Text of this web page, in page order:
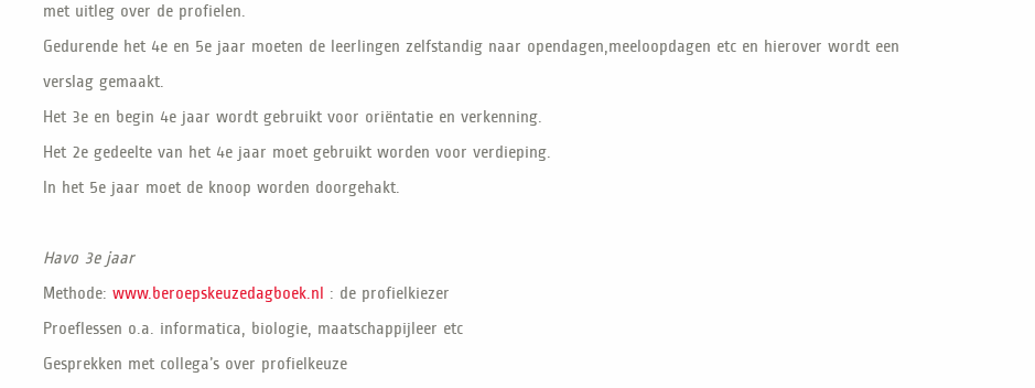
met uitleg over de profielen.
Gedurende het 4e en 5e jaar moeten de leerlingen zelfstandig naar opendagen,meeloopdagen etc en hierover wordt een
verslag gemaakt.
Het 3e en begin 4e jaar wordt gebruikt voor oriëntatie en verkenning.
Het 2e gedeelte van het 4e jaar moet gebruikt worden voor verdieping.
In het 5e jaar moet de knoop worden doorgehakt.
Havo 3e jaar
Methode: www.beroepskeuzedagboek.nl
: de profielkiezer
Proeflessen o.a. informatica, biologie, maatschappijleer etc
Gesprekken met collega’s over profielkeuze